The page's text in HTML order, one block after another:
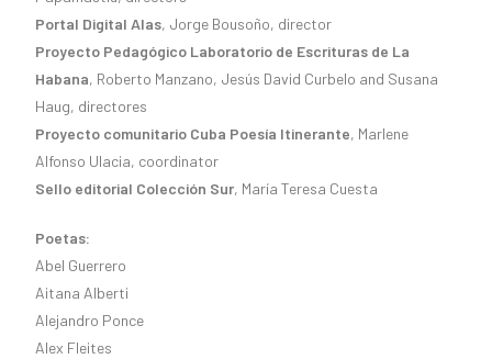
Portal Digital Alas, Jorge Bousoño, director
Proyecto Pedagógico Laboratorio de Escrituras de La
Habana, Roberto Manzano, Jesús David Curbelo and Susana
Haug, directores
Proyecto comunitario Cuba Poesía Itinerante, Marlene
Alfonso Ulacia, coordinator
Sello editorial Colección Sur, María Teresa Cuesta
Poetas:
Abel Guerrero
Aitana Alberti
Alejandro Ponce
Alex Fleites